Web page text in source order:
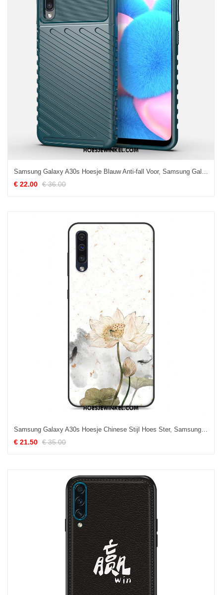
Samsung Galaxy A30s Hoesje Blauw Anti-fall Voor, Samsung Galaxy A30s Hoesje Hoes Mobiele Telefoon
€ 22.00 € 36.00
Samsung Galaxy A30s Hoesje Chinese Stijl Hoes Ster, Samsung Galaxy A30s Hoesje Bescherming Scheppend
€ 21.50 € 35.00